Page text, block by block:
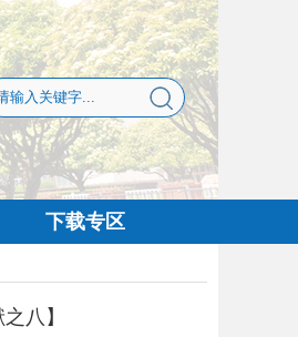
下载专区
八】